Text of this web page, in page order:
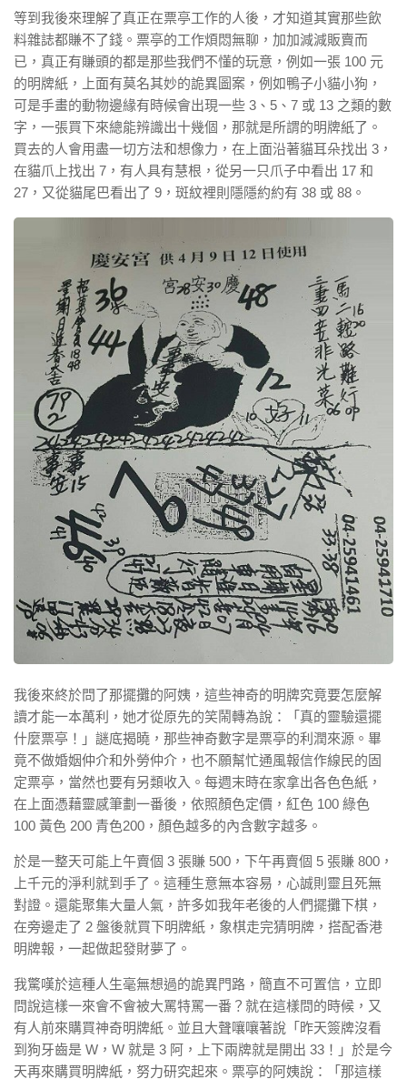
等到我後來理解了真正在票亭工作的人後，才知道其實那些飲
料雜誌都賺不了錢。票亭的工作煩悶無聊，加加減減販賣而
已，真正有賺頭的都是那些我們不懂的玩意，例如一張 100 元
的明牌紙，上面有莫名其妙的詭異圖案，例如鴨子小貓小狗，
可是手畫的動物邊緣有時候會出現一些 3、5、7 或 13 之類的數
字，一張買下來總能辨識出十幾個，那就是所謂的明牌紙了。
買去的人會用盡一切方法和想像力，在上面沿著貓耳朵找出 3，
在貓爪上找出 7，有人具有慧根，從另一只爪子中看出 17 和
27，又從貓尾巴看出了 9，斑紋裡則隱隱約約有 38 或 88。
我後來終於問了那擺攤的阿姨，這些神奇的明牌究竟要怎麼解
讀才能一本萬利，她才從原先的笑鬧轉為說：「真的靈驗還擺
什麼票亭！」謎底揭曉，那些神奇數字是票亭的利潤來源。畢
竟不做婚姻仲介和外勞仲介，也不願幫忙通風報信作線民的固
定票亭，當然也要有另類收入。每週末時在家拿出各色色紙，
在上面憑藉靈感筆劃一番後，依照顏色定價，紅色 100 綠色
100 黃色 200 青色200，顏色越多的內含數字越多。
於是一整天可能上午賣個 3 張賺 500，下午再賣個 5 張賺 800，
上千元的淨利就到手了。這種生意無本容易，心誠則靈且死無
對證。還能聚集大量人氣，許多如我年老後的人們擺攤下棋，
在旁邊走了 2 盤後就買下明牌紙，象棋走完猜明牌，搭配香港
明牌報，一起做起發財夢了。
我驚嘆於這種人生毫無想過的詭異門路，簡直不可置信，立即
問說這樣一來會不會被大罵特罵一番？就在這樣問的時候，又
有人前來購買神奇明牌紙。並且大聲嚷嚷著說「昨天簽牌沒看
到狗牙齒是 W，W 就是 3 阿，上下兩牌就是開出 33！」於是今
天再來購買明牌紙，努力研究起來。票亭的阿姨說：「那這樣